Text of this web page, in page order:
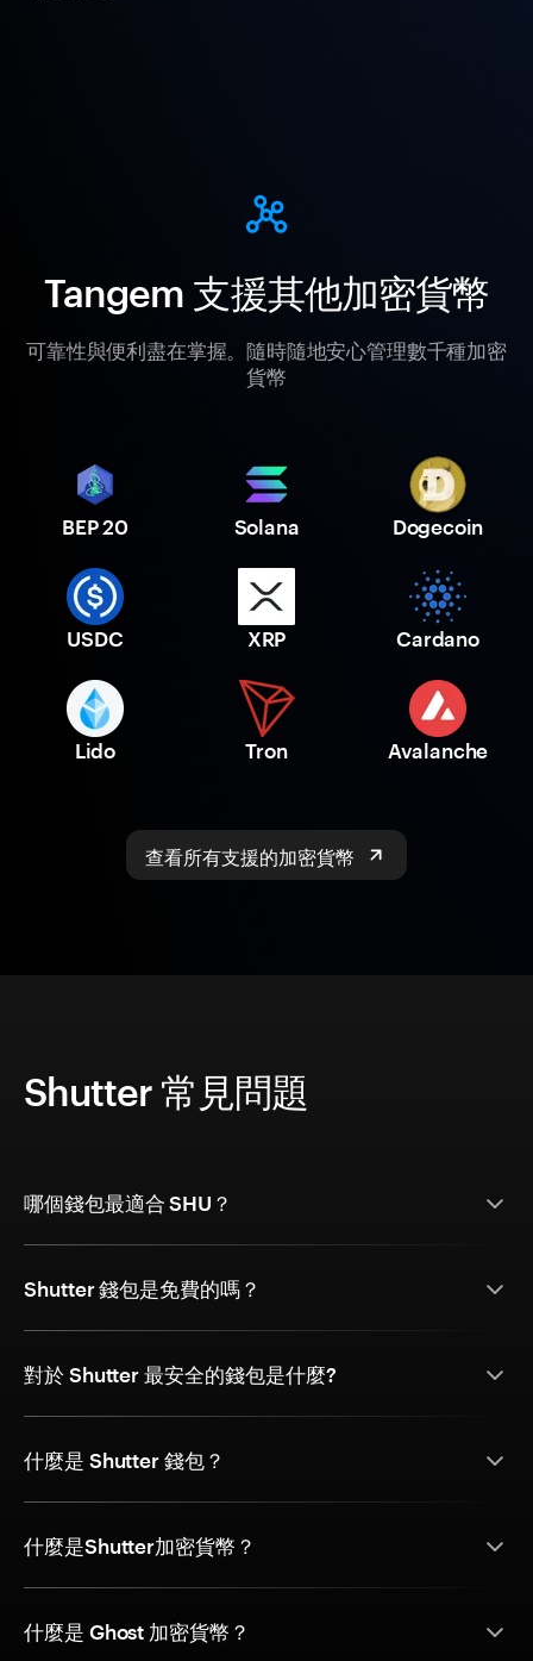
Tangem 支援其他加密貨幣
可靠性與便利盡在掌握。隨時隨地安心管理數千種加密
貨幣
BEP 20 Solana Dogecoin
USDC XRP Cardano
Lido Tron Avalanche
查看所有支援的加密貨幣
Shutter 常見問題
哪個錢包最適合 SHU？
Shutter 錢包是免費的嗎？
對於 Shutter 最安全的錢包是什麼?
什麼是 Shutter 錢包？
什麼是Shutter加密貨幣？
什麼是 Ghost 加密貨幣？